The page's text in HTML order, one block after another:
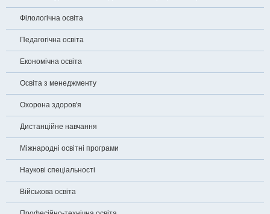
Філологічна освіта
Педагогічна освіта
Економічна освіта
Освіта з менеджменту
Охорона здоров'я
Дистанційне навчання
Міжнародні освітні програми
Наукові спеціальності
Військова освіта